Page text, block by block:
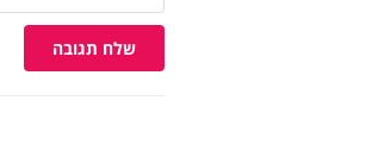
שלח תגובה